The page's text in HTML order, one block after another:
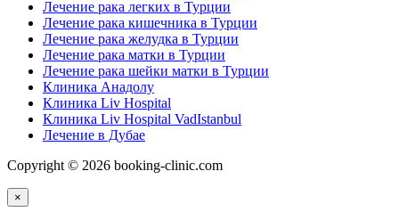
Лечение рака легких в Турции
Лечение рака кишечника в Турции
Лечение рака желудка в Турции
Лечение рака матки в Турции
Лечение рака шейки матки в Турции
Клиника Анадолу
Клиника Liv Hospital
Клиника Liv Hospital VadIstanbul
Лечение в Дубае
Copyright © 2026 booking-clinic.com
×